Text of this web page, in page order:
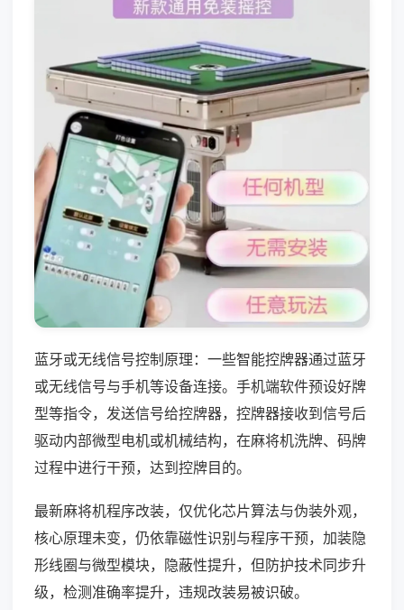
蓝牙或无线信号控制原理：一些智能控牌器通过蓝牙
或无线信号与手机等设备连接。手机端软件预设好牌
型等指令，发送信号给控牌器，控牌器接收到信号后
驱动内部微型电机或机械结构，在麻将机洗牌、码牌
过程中进行干预，达到控牌目的。
最新麻将机程序改装，仅优化芯片算法与伪装外观，
核心原理未变，仍依靠磁性识别与程序干预，加装隐
形线圈与微型模块，隐蔽性提升，但防护技术同步升
级，检测准确率提升，违规改装易被识破。